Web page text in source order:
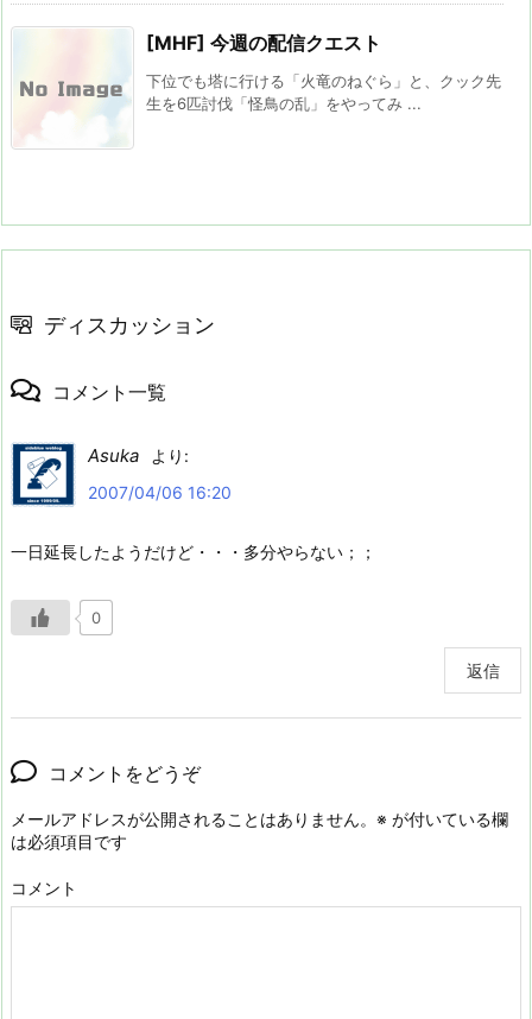
[MHF] 今週の配信クエスト
下位でも塔に行ける「火竜のねぐら」と、クック先
生を6匹討伐「怪鳥の乱」をやってみ ...
ディスカッション
コメント一覧
Asuka
より:
2007/04/06 16:20
一日延長したようだけど・・・多分やらない；；
0
返信
コメントをどうぞ
メールアドレスが公開されることはありません。 ※ が付いている欄
は必須項目です
コメント